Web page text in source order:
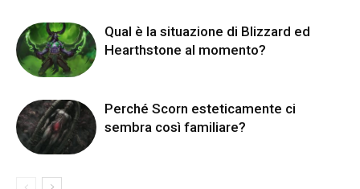
Qual è la situazione di Blizzard ed
Hearthstone al momento?
Perché Scorn esteticamente ci
sembra così familiare?